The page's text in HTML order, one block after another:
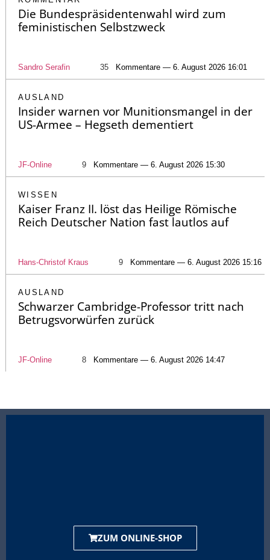
Die Bundespräsidentenwahl wird zum
feministischen Selbstzweck
Sandro Serafin 35 Kommentare — 6. August 2026 16:01
AUSLAND
Insider warnen vor Munitionsmangel in der
US-Armee – Hegseth dementiert
JF-Online 9 Kommentare — 6. August 2026 15:30
WISSEN
Kaiser Franz II. löst das Heilige Römische
Reich Deutscher Nation fast lautlos auf
Hans-Christof Kraus 9 Kommentare — 6. August 2026 15:16
AUSLAND
Schwarzer Cambridge-Professor tritt nach
Betrugsvorwürfen zurück
JF-Online 8 Kommentare — 6. August 2026 14:47
ZUM ONLINE-SHOP